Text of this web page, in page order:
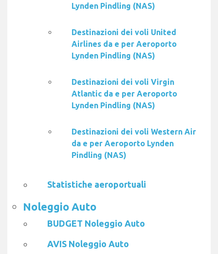
Lynden Pindling (NAS)
Destinazioni dei voli United
Airlines da e per Aeroporto
Lynden Pindling (NAS)
Destinazioni dei voli Virgin
Atlantic da e per Aeroporto
Lynden Pindling (NAS)
Destinazioni dei voli Western Air
da e per Aeroporto Lynden
Pindling (NAS)
Statistiche aeroportuali
Noleggio Auto
BUDGET Noleggio Auto
AVIS Noleggio Auto